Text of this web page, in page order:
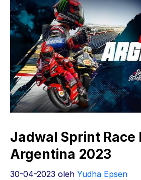
Jadwal Sprint Race
Argentina 2023
30-04-2023 oleh Yudha Epsen